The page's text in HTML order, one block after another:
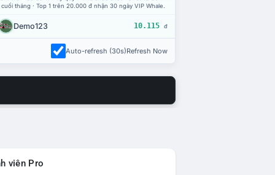
tháng · Top 1 trên 20.000 đ nhận 30 ngày VIP Whale.
Demo123 10.115 đ
Auto-refresh (30s)Refresh Now
viên Pro